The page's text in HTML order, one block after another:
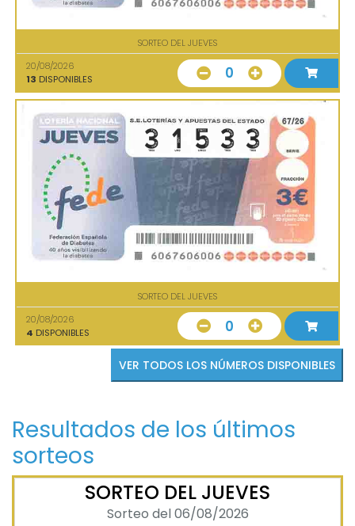
SORTEO DEL JUEVES
20/08/2026
13 DISPONIBLES 0
SORTEO DEL JUEVES
20/08/2026
4 DISPONIBLES 0
VER TODOS LOS NÚMEROS DISPONIBLES
Resultados de los últimos
sorteos
SORTEO DEL JUEVES
Sorteo del 06/08/2026